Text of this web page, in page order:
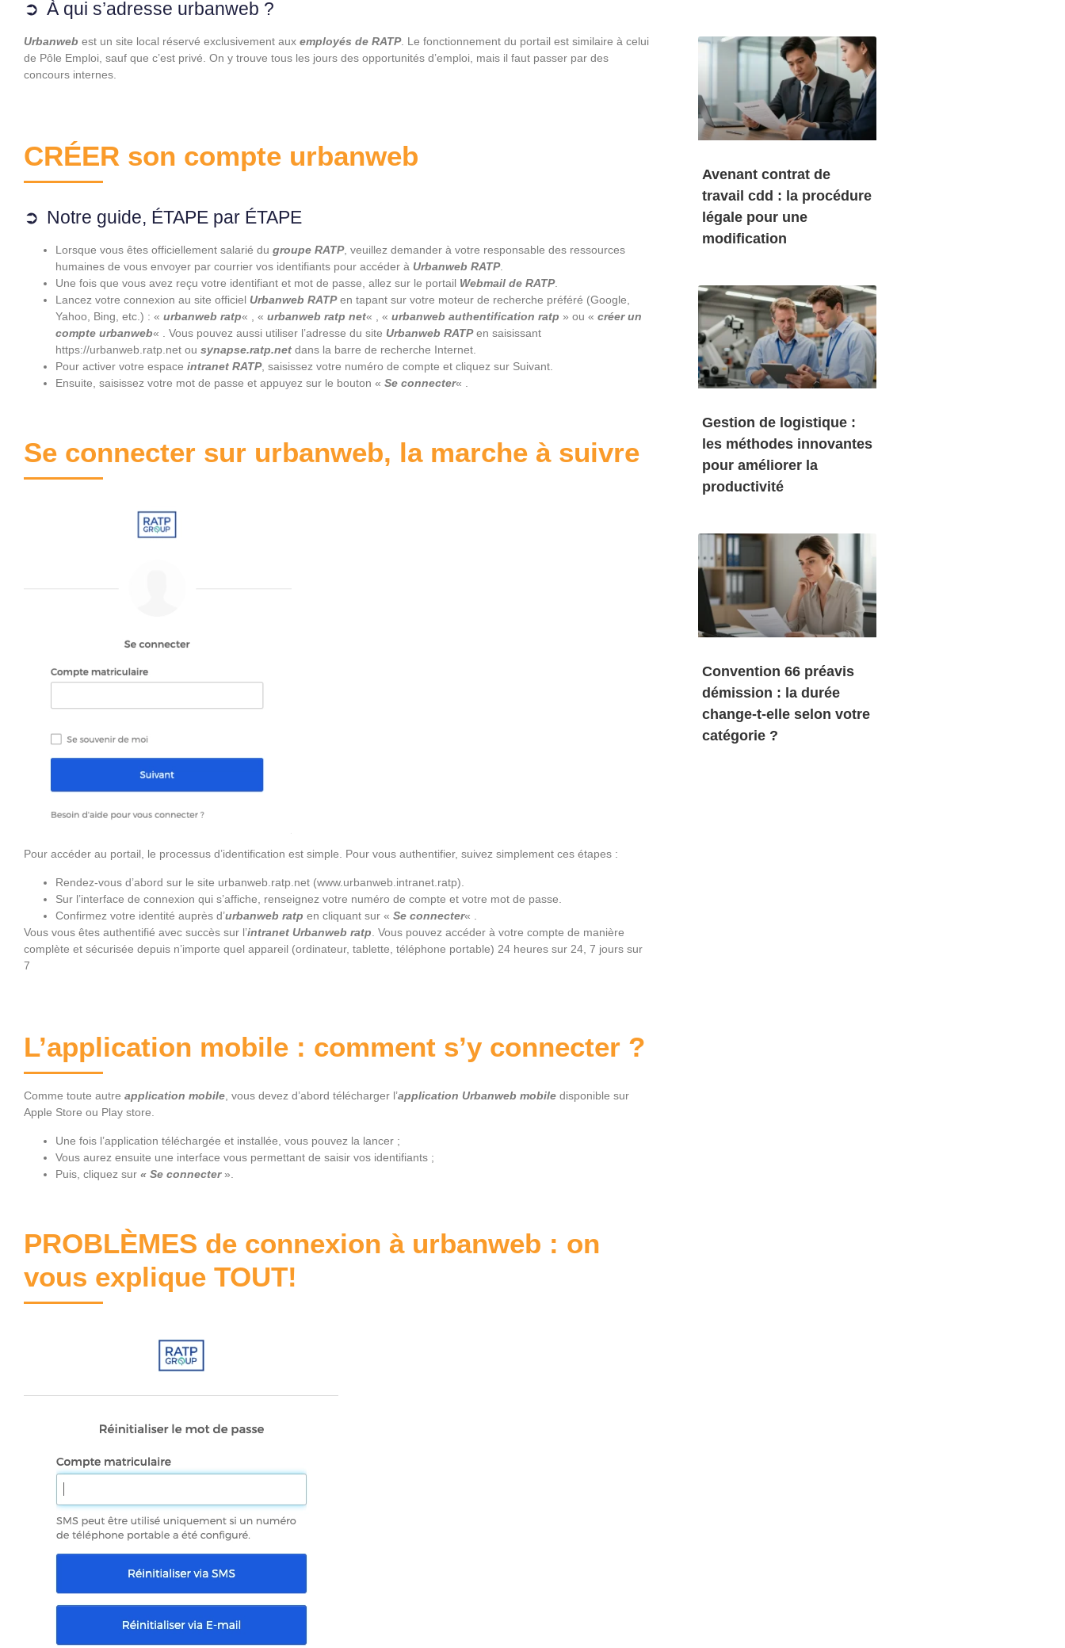
À qui s’adresse urbanweb ?
Urbanweb est un site local réservé exclusivement aux employés de RATP. Le fonctionnement du portail est similaire à celui
de Pôle Emploi, sauf que c’est privé. On y trouve tous les jours des opportunités d’emploi, mais il faut passer par des
concours internes.
CRÉER son compte urbanweb
Notre guide, ÉTAPE par ÉTAPE
Lorsque vous êtes officiellement salarié du groupe RATP, veuillez demander à votre responsable des ressources
humaines de vous envoyer par courrier vos identifiants pour accéder à Urbanweb RATP.
Une fois que vous avez reçu votre identifiant et mot de passe, allez sur le portail Webmail de RATP.
Lancez votre connexion au site officiel Urbanweb RATPen tapant sur votre moteur de recherche préféré (Google,
Yahoo, Bing, etc.) : « urbanweb ratp« , « urbanweb ratp net« , « urbanweb authentification ratp » ou « créer un
compte urbanweb« . Vous pouvez aussi utiliser l’adresse du site Urbanweb RATPen saisissant
https://urbanweb.ratp.net ou synapse.ratp.net dans la barre de recherche Internet.
Pour activer votre espace intranet RATP, saisissez votre numéro de compte et cliquez sur Suivant.
Ensuite, saisissez votre mot de passe et appuyez sur le bouton « Se connecter« .
Se connecter sur urbanweb, la marche à suivre
Pour accéder au portail, le processus d’identification est simple. Pour vous authentifier, suivez simplement ces étapes :
Rendez-vous d’abord sur le site urbanweb.ratp.net (www.urbanweb.intranet.ratp).
Sur l’interface de connexion qui s’affiche, renseignez votre numéro de compte et votre mot de passe.
Confirmez votre identité auprès d’urbanweb ratp en cliquant sur « Se connecter« .
Vous vous êtes authentifié avec succès sur l’intranet Urbanweb ratp . Vous pouvez accéder à votre compte de manière
complète et sécurisée depuis n’importe quel appareil (ordinateur, tablette, téléphone portable) 24 heures sur 24, 7 jours sur
7
L’application mobile : comment s’y connecter ?
Comme toute autre application mobile , vous devez d’abord télécharger l’application Urbanweb mobile disponible sur
Apple Store ou Play store.
Une fois l’application téléchargée et installée, vous pouvez la lancer ;
Vous aurez ensuite une interface vous permettant de saisir vos identifiants ;
Puis, cliquez sur « Se connecter».
PROBLÈMES de connexion à urbanweb : on
vous explique TOUT!
Avenant contrat de
travail cdd : la procédure
légale pour une
modification
Gestion de logistique :
les méthodes innovantes
pour améliorer la
productivité
Convention 66 préavis
démission : la durée
change-t-elle selon votre
catégorie ?